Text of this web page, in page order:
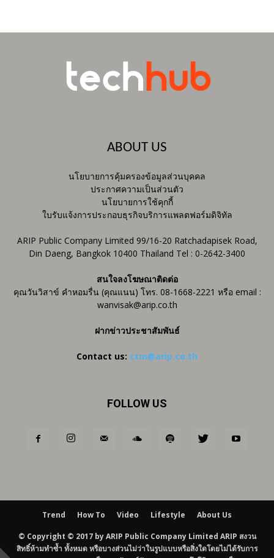
ABOUT US
นโยบายการคุ้มครองข้อมูลส่วนบุคคล
ประกาศความเป็นส่วนตัว
นโยบายการใช้คุกกี้
ใบรับแจ้งการประกอบธุรกิจบริการแพลตฟอร์มดิจิทัล
ARIP Public Company Limited 99/16-20 Ratchadapisek Road,
Din Daeng, Bangkok 10400 Thailand Tel : 0-2642-3400
สนใจลงโฆษณาติดต่อ
คุณวันวิสาข์ คำหอมรื่น (คุณแนน) โทร. 08-1668-2221 หรือ email :
wanvisak@arip.co.th
ฝากข่าวประชาสัมพันธ์
Contact us: ctm@arip.co.th
FOLLOW US
Trend How To Video Lifestyle About Us
© Copyright © 2017 by ARIP Public Company Limited ARIP สงวน
สิทธิ์ห้ามทำซ้ำ ทั้งหมด หรือบางส่วนไม่ว่าในรูปแบบหรือสิ่งใดโดยไม่ได้รับการ